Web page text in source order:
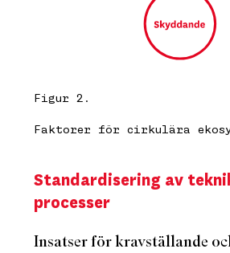
Figur 2.
Faktorer för cirkulära
Standardisering av
processer
Insatser för kravställande